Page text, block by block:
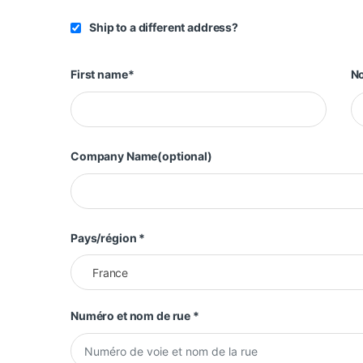
Ship to a different address?
First name*
Company Name(optional)
Pays/région *
France
Numéro et nom de rue *